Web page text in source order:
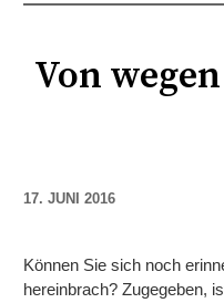
Von
17. JUNI 2016
Können Sie sich noch
hereinbrach? Zugegeben,